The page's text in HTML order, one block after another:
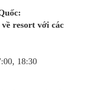
resort với các
18:30